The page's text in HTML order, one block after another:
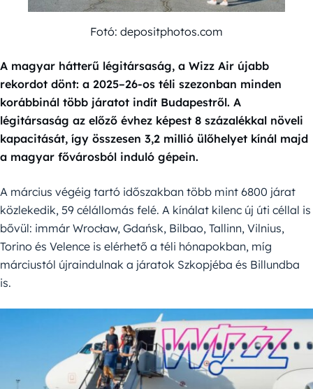
Fotó: depositphotos.com
A magyar hátterű légitársaság, a Wizz Air újabb
rekordot dönt: a 2025–26-os téli szezonban minden
korábbinál több járatot indít Budapestről. A
légitársaság az előző évhez képest 8 százalékkal növeli
kapacitását, így összesen 3,2 millió ülőhelyet kínál majd
a magyar fővárosból induló gépein.
A március végéig tartó időszakban több mint 6800 járat
közlekedik, 59 célállomás felé. A kínálat kilenc új úti céllal is
bővül: immár Wrocław, Gdańsk, Bilbao, Tallinn, Vilnius,
Torino és Velence is elérhető a téli hónapokban, míg
márciustól újraindulnak a járatok Szkopjéba és Billundba
is.